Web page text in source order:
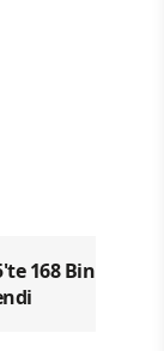
168 Bin